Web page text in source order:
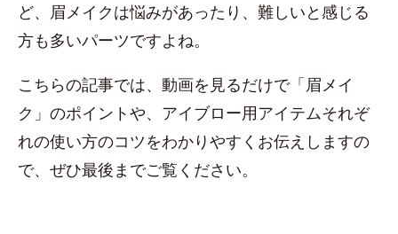
ど、眉メイクは悩みがあったり、難しいと感じる
方も多いパーツですよね。
こちらの記事では、動画を見るだけで「眉メイ
ク」のポイントや、アイブロー用アイテムそれぞ
れの使い方のコツをわかりやすくお伝えしますの
で、ぜひ最後までご覧ください。